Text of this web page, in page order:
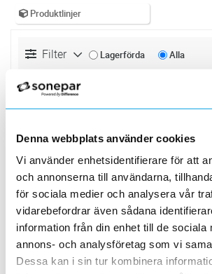
Denna webbplats använder cookies
Vi använder enhetsidentifierare för att
och annonserna till användarna,
för sociala medier och analysera vår
vidarebefordrar även sådana
information från din enhet till de sociala
annons- och analysföretag som vi
Dessa kan i sin tur kombinera
Produktlinjer
Filter Lagerförda Alla
ArtNr 1535399
Fyrkantsbricka i
DIN436
ST Lägg i
BRICKA S4B 22X60 FZV
ArtNr
0629011
Varumärke EBR
BRICKA S4B-22
FP Lägg i
BRICKA S4B FZV
ArtNr 1532563